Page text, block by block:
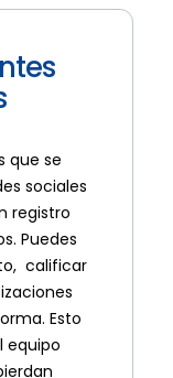
que se
sociales
registro
Puedes
calificar
Esto
equipo